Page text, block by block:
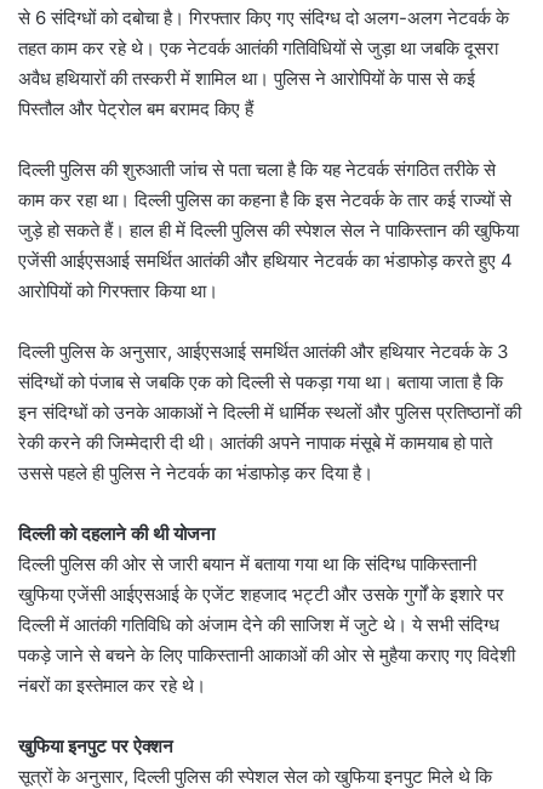
से 6 संदिग्धों को दबोचा है। गिरफ्तार किए गए संदिग्ध दो अलग-अलग नेटवर्क के
तहत काम कर रहे थे। एक नेटवर्क आतंकी गतिविधियों से जुड़ा था जबकि दूसरा
अवैध हथियारों की तस्करी में शामिल था। पुलिस ने आरोपियों के पास से कई
पिस्तौल और पेट्रोल बम बरामद किए हैं
दिल्ली पुलिस की शुरुआती जांच से पता चला है कि यह नेटवर्क संगठित तरीके से
काम कर रहा था। दिल्ली पुलिस का कहना है कि इस नेटवर्क के तार कई राज्यों से
जुड़े हो सकते हैं। हाल ही में दिल्ली पुलिस की स्पेशल सेल ने पाकिस्तान की खुफिया
एजेंसी आईएसआई समर्थित आतंकी और हथियार नेटवर्क का भंडाफोड़ करते हुए 4
आरोपियों को गिरफ्तार किया था।
दिल्ली पुलिस के अनुसार, आईएसआई समर्थित आतंकी और हथियार नेटवर्क के 3
संदिग्धों को पंजाब से जबकि एक को दिल्ली से पकड़ा गया था। बताया जाता है कि
इन संदिग्धों को उनके आकाओं ने दिल्ली में धार्मिक स्थलों और पुलिस प्रतिष्ठानों की
रेकी करने की जिम्मेदारी दी थी। आतंकी अपने नापाक मंसूबे में कामयाब हो पाते
उससे पहले ही पुलिस ने नेटवर्क का भंडाफोड़ कर दिया है।
दिल्ली को दहलाने की थी योजना
दिल्ली पुलिस की ओर से जारी बयान में बताया गया था कि संदिग्ध पाकिस्तानी
खुफिया एजेंसी आईएसआई के एजेंट शहजाद भट्टी और उसके गुर्गों के इशारे पर
दिल्ली में आतंकी गतिविधि को अंजाम देने की साजिश में जुटे थे। ये सभी संदिग्ध
पकड़े जाने से बचने के लिए पाकिस्तानी आकाओं की ओर से मुहैया कराए गए विदेशी
नंबरों का इस्तेमाल कर रहे थे।
खुफिया इनपुट पर ऐक्शन
सूत्रों के अनुसार, दिल्ली पुलिस की स्पेशल सेल को खुफिया इनपुट मिले थे कि